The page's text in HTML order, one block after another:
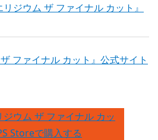
ジウム ザ ファイナル カット』
ファイナル カット』公式サイト
ジウム ザ ファイナル カッ
Storeで購入する